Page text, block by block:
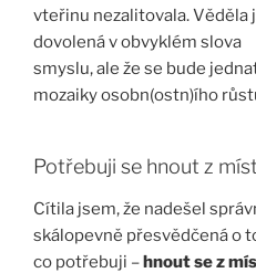
vteřinu nezalitovala. Věděla
dovolená v obvyklém slova
smyslu, ale že se bude
mozaiky osobn(ostn)ího
Potřebuji se hnout z
Cítila jsem, že nadešel
skálopevně přesvědčená o
co potřebuji –hnout se z